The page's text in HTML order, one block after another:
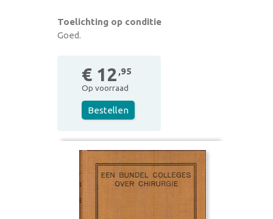
Toelichting op conditie
Goed.
€ 12 ,95
Op voorraad
Bestellen